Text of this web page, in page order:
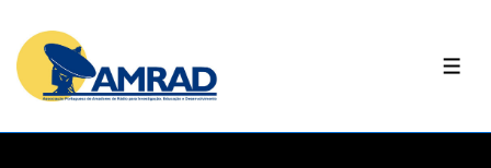
Skip
Content